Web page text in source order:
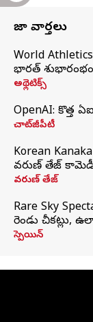
తాజా వార్తలు
World
భారత్‌
అథ్లెటిక్స్
OpenAI: కొత్త
చాట్‌జీపీటీ
Korean
వరుణ్ తేజ్
వరుణ్ తేజ్
Rare Sky
రెండు చీకట్లు,
స్పెయిన్